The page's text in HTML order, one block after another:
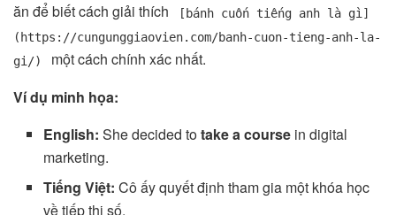
ăn để biết cách giải thích
[bánh cuốn tiếng anh là gì]
(https://cungunggiaovien.com/banh-cuon-tieng-anh-la-
gi/)
một cách chính xác nhất.
Ví dụ minh họa:
English: She decided totake a course in digital
marketing.
Tiếng Việt: Cô ấy quyết định tham gia một khóa học
về tiếp thị số.